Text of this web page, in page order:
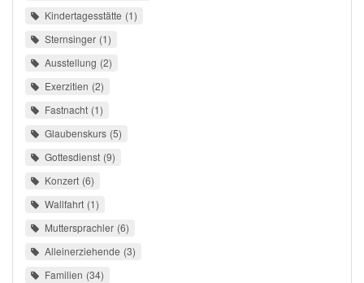
Kindertagesstätte 1
Sternsinger 1
Ausstellung 2
Exerzitien 2
Fastnacht 1
Glaubenskurs 5
Gottesdienst 9
Konzert 6
Wallfahrt 1
Muttersprachler 6
Alleinerziehende 3
Familien 34